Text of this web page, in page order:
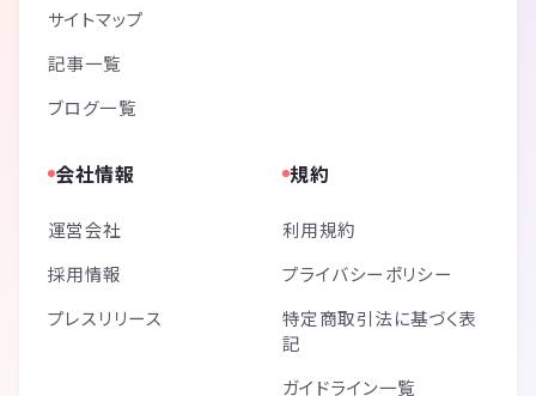
サイトマップ
記事一覧
ブログ一覧
会社情報
運営会社
採用情報
プレスリリース
規約
利用規約
プライバシーポリシー
特定商取引法に基づく表
記
ガイドライン一覧